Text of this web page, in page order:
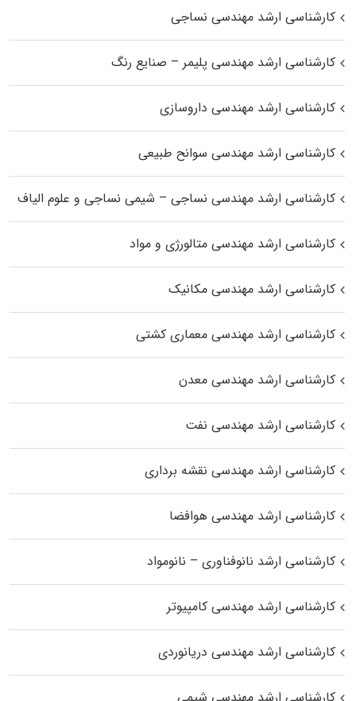
کارشناسی ارشد مهندسی نساجی
کارشناسی ارشد مهندسی پلیمر – صنایع رنگ
کارشناسی ارشد مهندسی داروسازی
کارشناسی ارشد مهندسی سوانح طبیعی
کارشناسی ارشد مهندسی نساجی – شیمی نساجی و علوم الیاف
کارشناسی ارشد مهندسی متالورژی و مواد
کارشناسی ارشد مهندسی مکانیک
کارشناسی ارشد مهندسی معماری کشتی
کارشناسی ارشد مهندسی معدن
کارشناسی ارشد مهندسی نفت
کارشناسی ارشد مهندسی نقشه برداری
کارشناسی ارشد مهندسی هوافضا
کارشناسی ارشد نانوفناوری – نانومواد
کارشناسی ارشد مهندسی کامپیوتر
کارشناسی ارشد مهندسی دریانوردی